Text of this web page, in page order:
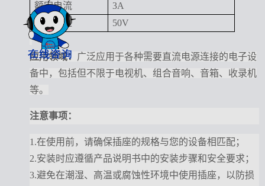
额定电流
3A
额定电压
50V
应用领域： 广泛应用于各种需要直流电源连接的电子设
备中，包括但不限于电视机、组合音响、音箱、收录机
等。
注意事项 ：
1.在使用前，请确保插座的规格与您的设备相匹配；
2.安装时应遵循产品说明书中的安装步骤和安全要求；
3.避免在潮湿、高温或腐蚀性环境中使用插座，以防损